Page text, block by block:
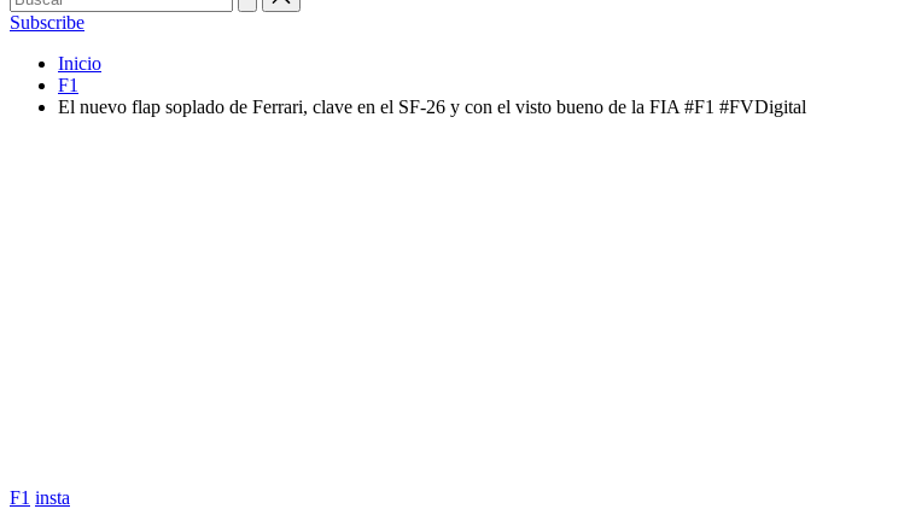
Subscribe
Inicio
F1
El nuevo flap soplado de Ferrari, clave en el SF-26 y con el visto bueno de la FIA #F1 #FVDigital
Publicada
F1 insta